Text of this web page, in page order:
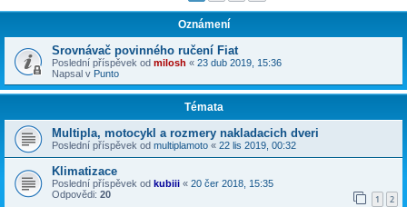
Oznámení
Srovnávač povinného ručení Fiat
Poslední příspěvek od milosh « 23 dub 2019, 15:36
Napsal v Punto
Témata
Multipla, motocykl a rozmery nakladacich dveri
Poslední příspěvek od multiplamoto « 22 lis 2019, 00:32
Klimatizace
Poslední příspěvek od kubiii « 20 čer 2018, 15:35
Odpovědi: 20 1 2